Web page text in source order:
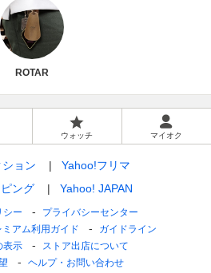
ROTAR
ウォッチ マイオク
ョン
Yahoo!フリマ
ング
Yahoo! JAPAN
シー
プライバシーセンター
ミアム利用ガイド
ガイドライン
表示
ストア出店について
ヘルプ・お問い合わせ